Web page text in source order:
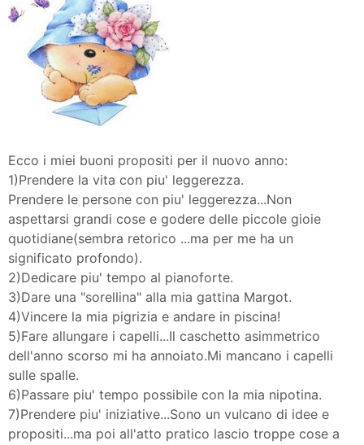
Ecco i miei buoni propositi per il nuovo anno:
1)Prendere la vita con piu' leggerezza.
Prendere le persone con piu' leggerezza...Non
aspettarsi grandi cose e godere delle piccole gioie
quotidiane(sembra retorico ...ma per me ha un
significato profondo).
2)Dedicare piu' tempo al pianoforte.
3)Dare una "sorellina" alla mia gattina Margot.
4)Vincere la mia pigrizia e andare in piscina!
5)Fare allungare i capelli...Il caschetto asimmetrico
dell'anno scorso mi ha annoiato.Mi mancano i capelli
sulle spalle.
6)Passare piu' tempo possibile con la mia nipotina.
7)Prendere piu' iniziative...Sono un vulcano di idee e
propositi...ma poi all'atto pratico lascio troppe cose a